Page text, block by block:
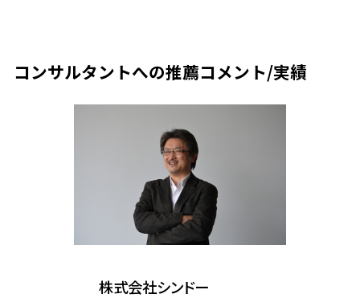
コンサルタントへの推薦コメント/実績
株式会社シンドー